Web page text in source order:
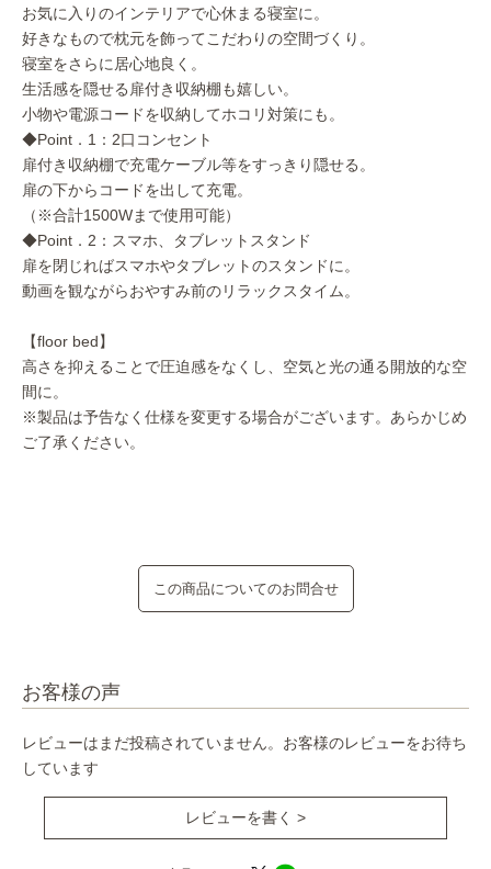
お気に入りのインテリアで心休まる寝室に。
好きなもので枕元を飾ってこだわりの空間づくり。
寝室をさらに居心地良く。
生活感を隠せる扉付き収納棚も嬉しい。
小物や電源コードを収納してホコリ対策にも。
◆Point．1：2口コンセント
扉付き収納棚で充電ケーブル等をすっきり隠せる。
扉の下からコードを出して充電。
（※合計1500Wまで使用可能）
◆Point．2：スマホ、タブレットスタンド
扉を閉じればスマホやタブレットのスタンドに。
動画を観ながらおやすみ前のリラックスタイム。
【floor bed】
高さを抑えることで圧迫感をなくし、空気と光の通る開放的な空
間に。
※製品は予告なく仕様を変更する場合がございます。あらかじめ
ご了承ください。
この商品についてのお問合せ
お客様の声
レビューはまだ投稿されていません。お客様のレビューをお待ち
しています
レビューを書く >